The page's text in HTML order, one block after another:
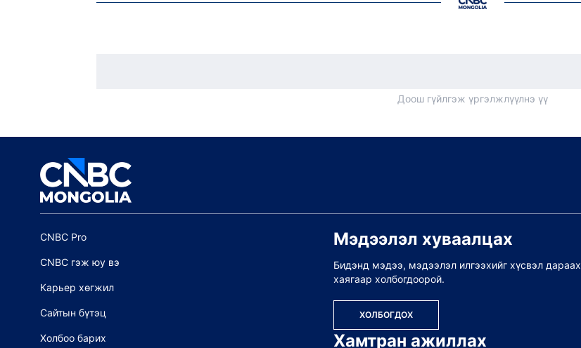
Доош гүйлгэж үргэлжлүүлнэ үү
CNBC Pro
CNBC гэж юу вэ
Карьер хөгжил
Сайтын бүтэц
Холбоо барих
Мэдээлэл хуваалцах
Бидэнд мэдээ, мэдээлэл илгээхийг хүсвэл дараах
хаягаар холбогдоорой.
ХОЛБОГДОХ
Хамтран ажиллах